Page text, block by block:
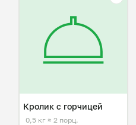
Кролик с горчицей
0,5 кг ≈ 2 порц.